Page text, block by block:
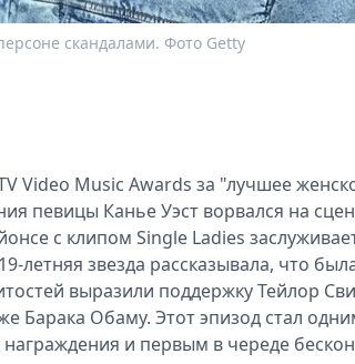
скандалами. Фото Getty
Video Music Awards за "лучшее
певицы Канье Уэст ворвался на
с клипом Single Ladies
звезда рассказывала, что
выразили поддержку Тейлор
Барака Обаму. Этот эпизод стал
и первым в череде